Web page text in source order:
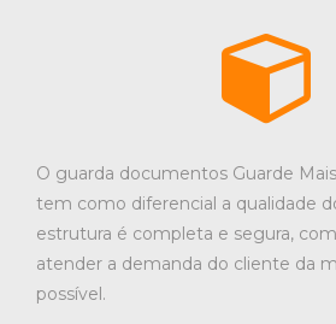
O guarda documentos Guarde
tem como diferencial a qualidade
estrutura é completa e segura,
atender a demanda do cliente da
possível.